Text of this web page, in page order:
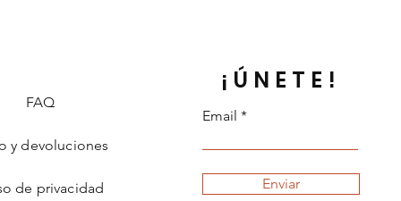
FAQ
y devoluciones
de privacidad
¡ÚNETE!
Email
Enviar